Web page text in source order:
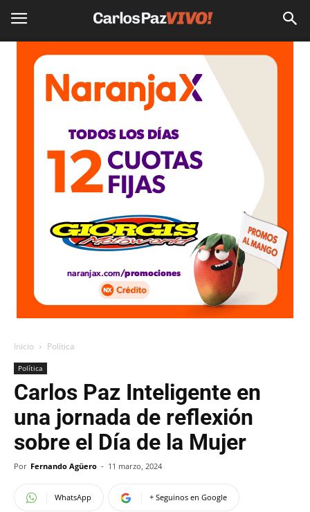
Inicio Política
Política
Carlos Paz Inteligente en
una jornada de reflexión
sobre el Día de la Mujer
Por Fernando Agüero - 11 marzo, 2024
WhatsApp + Seguinos en Google